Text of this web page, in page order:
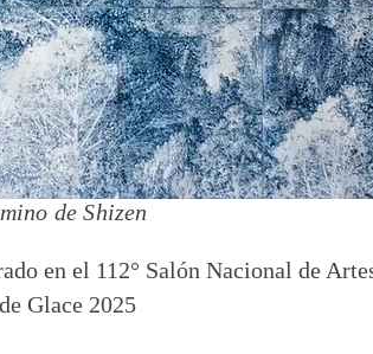
de Shizen
en el 112° Salón Nacional de
Glace 2025